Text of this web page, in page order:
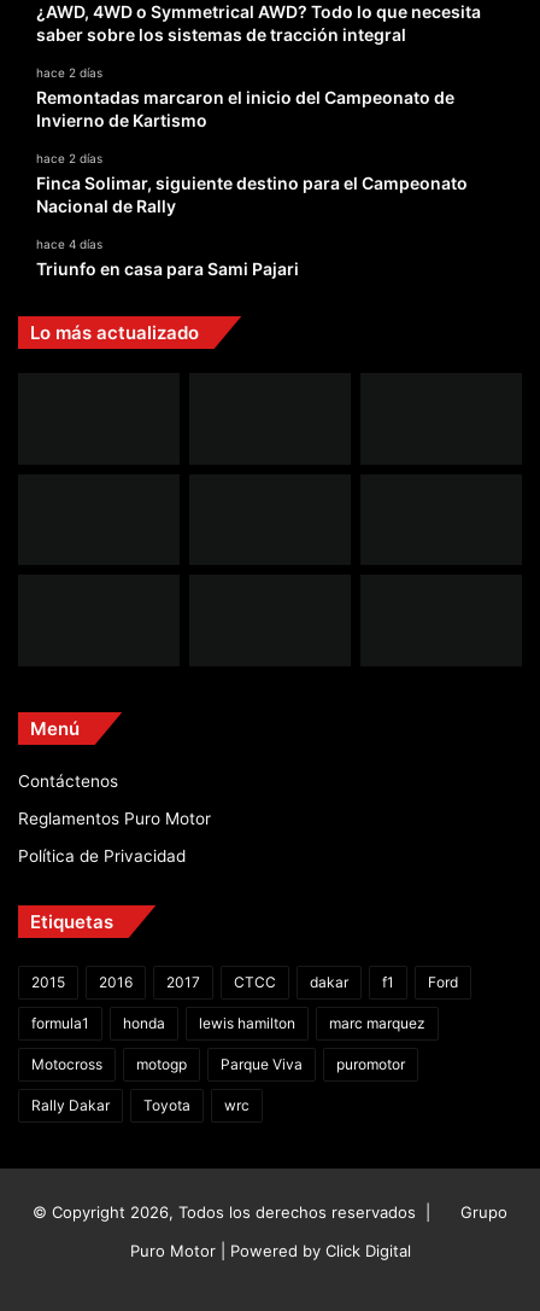
¿AWD, 4WD o Symmetrical AWD? Todo lo que necesita
saber sobre los sistemas de tracción integral
hace 2 días
Remontadas marcaron el inicio del Campeonato de
Invierno de Kartismo
hace 2 días
Finca Solimar, siguiente destino para el Campeonato
Nacional de Rally
hace 4 días
Triunfo en casa para Sami Pajari
Lo más actualizado
Menú
Contáctenos
Reglamentos Puro Motor
Política de Privacidad
Etiquetas
2015 2016 2017 CTCC dakar f1 Ford
formula1 honda lewis hamilton marc marquez
Motocross motogp Parque Viva puromotor
Rally Dakar Toyota wrc
© Copyright 2026, Todos los derechos reservados |
Grupo
Puro Motor | Powered by Click Digital